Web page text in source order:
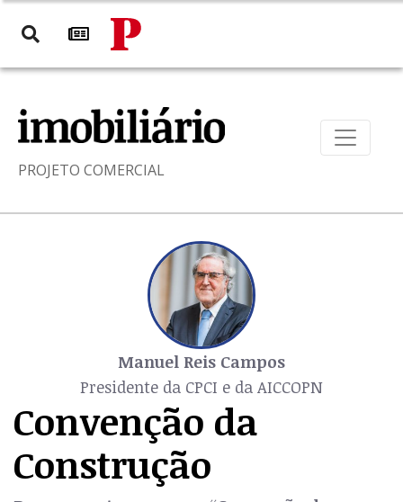
PROJETO COMERCIAL
Manuel Reis Campos
Presidente da CPCI e da AICCOPN
Convenção da
Construção